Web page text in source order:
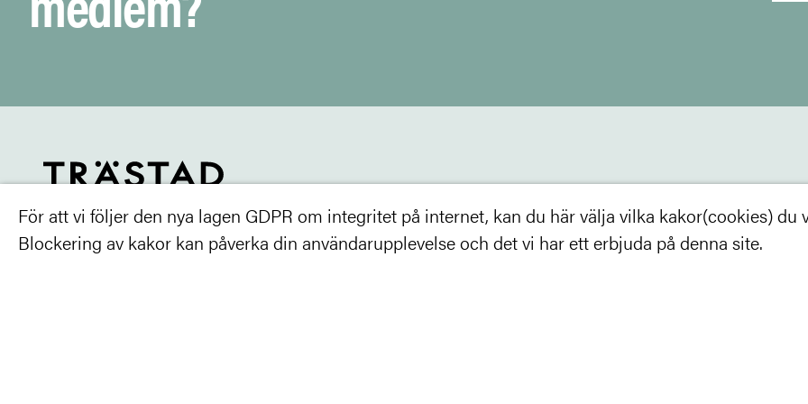
Kunskapsutbyte för ett klimatsmart
och rationellt samhällsbyggande
För att vi följer den nya lagen GDPR om integritet på internet, kan du här välja vilka kakor(cookies) du
Blockering av kakor kan påverka din användarupplevelse och det vi har ett erbjuda på denna site.